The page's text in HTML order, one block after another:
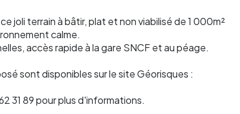
joli terrain à bâtir, plat et non viabilisé de 1 000m²
calme.
accès rapide à la gare SNCF et au péage.
sont disponibles sur le site Géorisques :
31 89 pour plus d'informations.